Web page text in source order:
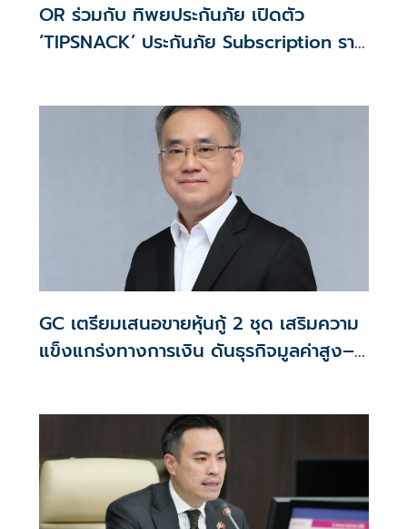
OR ร่วมกับ ทิพยประกันภัย เปิดตัว
‘TIPSNACK’ ประกันภัย Subscription ราย
GC เตรียมเสนอขายหุ้นกู้ 2 ชุด เสริมความ
แข็งแกร่งทางการเงิน ดันธุรกิจมูลค่าสูง–